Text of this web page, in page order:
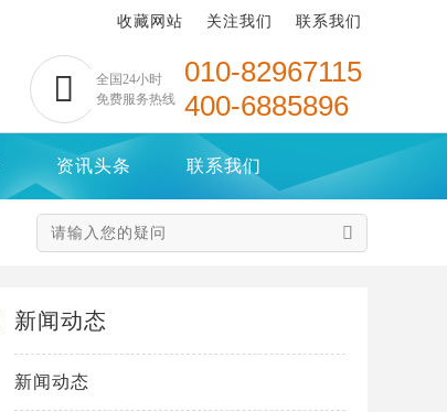

全国24小时
免费服务热线
010-82967115
400-6885896
收藏网站 关注我们 联系我们
资讯头条 联系我们

新闻动态
新闻动态